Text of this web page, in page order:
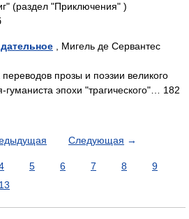
(раздел "Приключения" )
, Мигель де Сервантес
прозы и поэзии великого
гуманиста эпохи "трагического"… 182
Следующая →
5 6 7 8
9
13